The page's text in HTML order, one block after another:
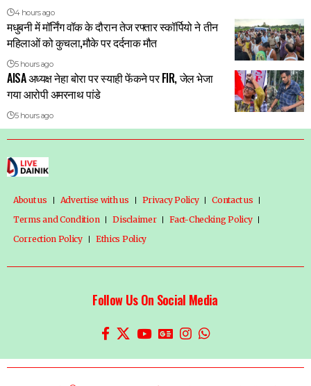
4 hours ago
मधुबनी में मॉर्निंग वॉक के दौरान तेज रफ्तार स्कॉर्पियो ने तीन
महिलाओं को कुचला,मौके पर दर्दनाक मौत
5 hours ago
AISA अध्यक्ष नेहा बोरा पर स्याही फेंकने पर FIR, जेल भेजा
गया आरोपी अमरनाथ पांडे
5 hours ago
About us Advertise with us Privacy Policy
Contact us
Terms and Condition
Disclaimer
Fact-Checking Policy
Correction Policy
Ethics Policy
Follow Us On Social Media